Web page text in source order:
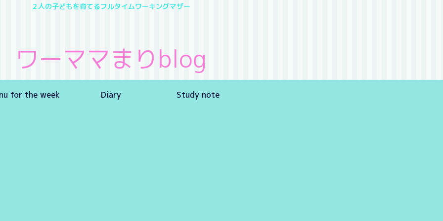
２人の子どもを育てるフルタイムワーキングマザー
ワーママまりblog
for the week Diary Study note